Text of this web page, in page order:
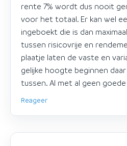
rente 7% wordt dus nooit
voor het totaal. Er kan wel
ingeboekt die is dan
tussen risicovrije en
plaatje laten de vaste en
gelijke hoogte beginnen daar
tussen. Al met al geen
Reageer